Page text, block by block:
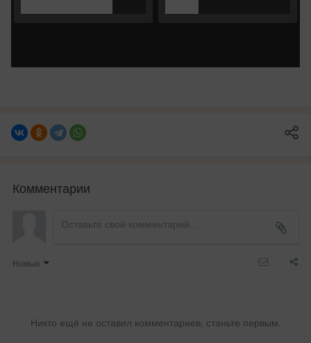
Комментарии
Новые
Никто ещё не оставил комментариев, станьте первым.